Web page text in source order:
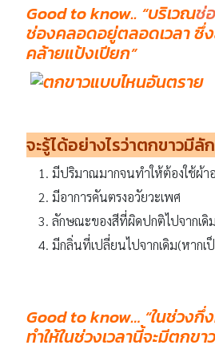
Good to know.. “บริเวณช่
ช่องคลอดอยู่ตลอดเวลา ซึ่
คล้ายแป้งเปียก”
จะรู้ได้อย่างไรว่าตกขาวมี
มีปริมาณมากจนทำให้ต้องใช้ผ้า
มีอาการคันตรงอวัยวะเพศ
ลักษณะของสีที่ผิดปกติไปจากเดิ
มีกลิ่นที่เปลี่ยนไปจากเดิม(หาก
Good to know… “ในช่วงกึ่
ทำให้ในช่วงเวลานี้จะมีตกข